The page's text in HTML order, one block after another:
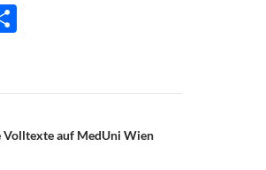
n
Volltexte auf MedUni Wien